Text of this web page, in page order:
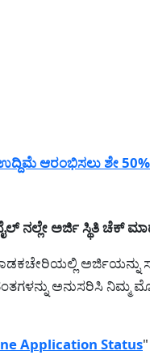
ಆರಂಭಿಸಲು ಶೇ 50%
ನಲ್ಲೇ ಅರ್ಜಿ ಸ್ಥಿತಿ ಚೆಕ್
ಅನುಸರಿಸಿ ನಿಮ್ಮ
Application Status